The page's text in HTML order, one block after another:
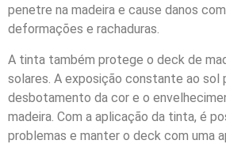
penetre na madeira e cause danos
deformações e rachaduras.
A tinta também protege o deck de
solares. A exposição constante ao sol
desbotamento da cor e o
madeira. Com a aplicação da tinta, é
problemas e manter o deck com uma